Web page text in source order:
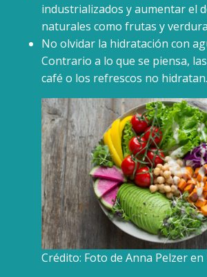
industrializados y aumentar el
naturales como frutas y
No olvidar la hidratación con
Contrario a lo que se piensa,
café o los refrescos no hidratan.
Crédito: Foto de Anna Pelzer en